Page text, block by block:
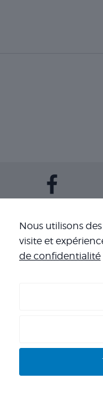
Copyright 2026 -
SIRET : 484 434 477
HISCOX HA
Nous utilisons
visite et
de confidentialité